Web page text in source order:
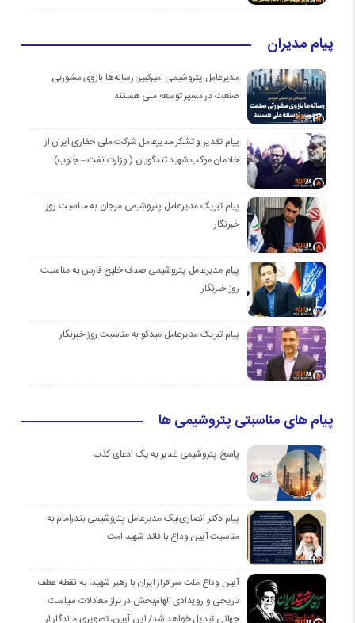
پیام مدیران
مدیرعامل پتروشیمی امیرکبیر: رسانه‌ها بازوی مشورتی
صنعت در مسیر توسعه ملی هستند
پیام تقدیر و تشکر مدیرعامل شرکت ملی حفاری ایران از
خادمان موكب شهيد تندگويان ( وزارت نفت – جنوب)
پیام تبریک مدیرعامل پتروشیمی مرجان به مناسبت روز
خبرنگار
پیام مدیرعامل پتروشیمی صدف خلیج فارس به مناسبت
روز خبرنگار
پیام تبریک مدیرعامل میدکو به مناسبت روز خبرنگار
پیام های مناسبتی پتروشیمی ها
پاسخ پتروشیمی غدیر به یک ادعای کذب
پیام دکتر انصاری‌نیک مدیرعامل پتروشیمی بندرامام به
مناسبت آیین وداع با قائد شهید امت
آیین وداع ملت سرافراز ایران با رهبر شهید، به نقطه عطف
تاریخی و رویدادی الهام‌بخش در تراز معادلات سیاست
جهانی تبدیل خواهد شد/ این آیین، تصویری ماندگار از